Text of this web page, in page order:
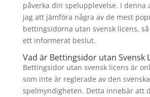
påverka din spelupplevelse. I denna
jag att jämföra några av de mest
bettingsidorna utan svensk licens,
ett informerat beslut.
Vad är Bettingsidor utan Svensk
Bettingsidor utan svensk licens är
som inte är reglerade av den svenska
spelmyndigheten. Detta innebär att